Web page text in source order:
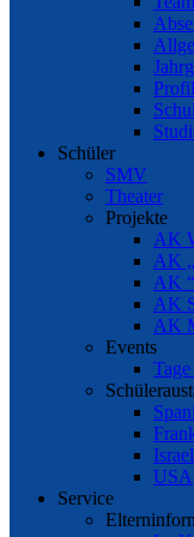
Schüler
SMV
Theater
Projekte
AK
AK
AK
AK
AK
Events
Israel
USA
Service